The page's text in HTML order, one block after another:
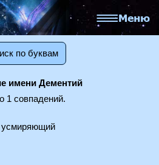
по буквам
имени Дементий
1 совпадений.
усмиряющий